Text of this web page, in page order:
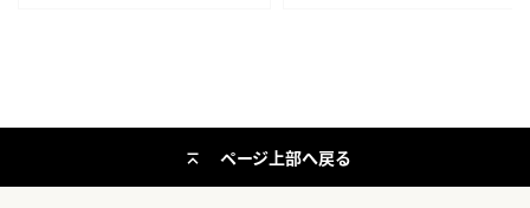
ページ上部へ戻る